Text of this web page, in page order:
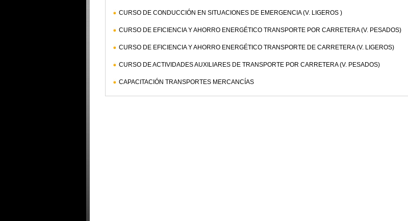
CURSO DE CONDUCCIÓN EN SITUACIONES DE EMERGENCIA (V. LIGEROS )
CURSO DE EFICIENCIA Y AHORRO ENERGÉTICO TRANSPORTE POR CARRETERA (V. PESADOS)
CURSO DE EFICIENCIA Y AHORRO ENERGÉTICO TRANSPORTE DE CARRETERA (V. LIGEROS)
CURSO DE ACTIVIDADES AUXILIARES DE TRANSPORTE POR CARRETERA (V. PESADOS)
CAPACITACIÓN TRANSPORTES MERCANCÍAS